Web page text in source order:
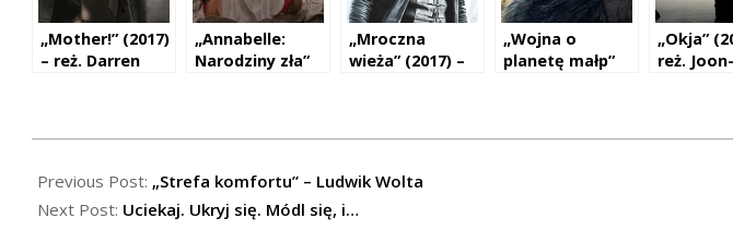
„Mother!” (2017)
– reż. Darren
„Annabelle:
Narodziny zła”
„Mroczna
wieża” (2017) –
„Wojna o
planetę małp”
„Okja”
reż.
05-
07
Previous Post: „Strefa komfortu” – Ludwik Wolta
Next Post: Uciekaj. Ukryj się. Módl się, i…